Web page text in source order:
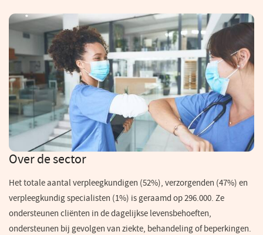
Over de sector
Het totale aantal verpleegkundigen (52%), verzorgenden (47%) en
verpleegkundig specialisten (1%) is geraamd op 296.000. Ze
ondersteunen cliënten in de dagelijkse levensbehoeften,
ondersteunen bij gevolgen van ziekte, behandeling of beperkingen.